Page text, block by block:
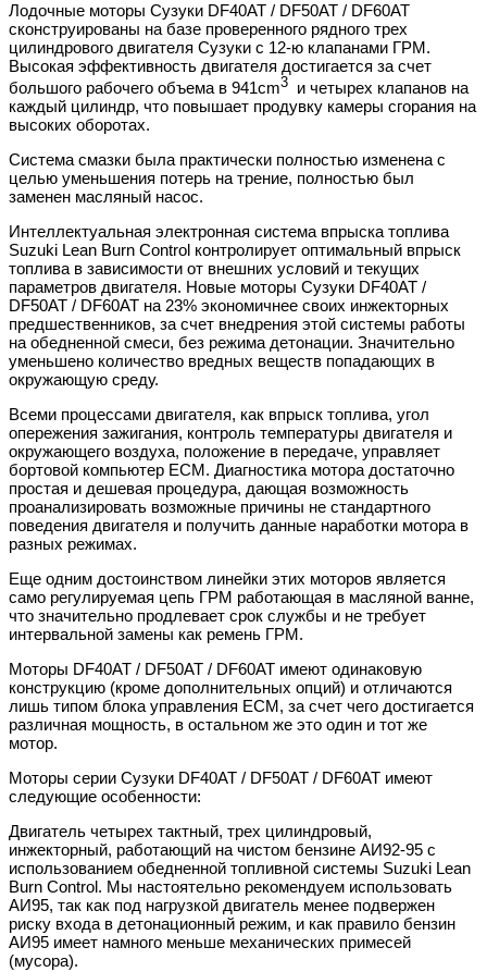
Лодочные моторы Сузуки DF40AT / DF50AT / DF60AT
сконструированы на базе проверенного рядного трех
цилиндрового двигателя Сузуки с 12-ю клапанами ГРМ.
Высокая эффективность двигателя достигается за счет
большого рабочего объема в 941cm3 и четырех клапанов на
каждый цилиндр, что повышает продувку камеры сгорания на
высоких оборотах.
Система смазки была практически полностью изменена с
целью уменьшения потерь на трение, полностью был
заменен масляный насос.
Интеллектуальная электронная система впрыска топлива
Suzuki Lean Burn Control контролирует оптимальный впрыск
топлива в зависимости от внешних условий и текущих
параметров двигателя. Новые моторы Сузуки DF40AT /
DF50AT / DF60AT на 23% экономичнее своих инжекторных
предшественников, за счет внедрения этой системы работы
на обедненной смеси, без режима детонации. Значительно
уменьшено количество вредных веществ попадающих в
окружающую среду.
Всеми процессами двигателя, как впрыск топлива, угол
опережения зажигания, контроль температуры двигателя и
окружающего воздуха, положение в передаче, управляет
бортовой компьютер ЕСМ. Диагностика мотора достаточно
простая и дешевая процедура, дающая возможность
проанализировать возможные причины не стандартного
поведения двигателя и получить данные наработки мотора в
разных режимах.
Еще одним достоинством линейки этих моторов является
само регулируемая цепь ГРМ работающая в масляной ванне,
что значительно продлевает срок службы и не требует
интервальной замены как ремень ГРМ.
Моторы DF40AT / DF50AT / DF60AT имеют одинаковую
конструкцию (кроме дополнительных опций) и отличаются
лишь типом блока управления ЕСМ, за счет чего достигается
различная мощность, в остальном же это один и тот же
мотор.
Моторы серии Сузуки DF40AT / DF50AT / DF60AT имеют
следующие особенности:
Двигатель четырех тактный, трех цилиндровый,
инжекторный, работающий на чистом бензине АИ92-95 с
использованием обедненной топливной системы Suzuki Lean
Burn Control. Мы настоятельно рекомендуем использовать
АИ95, так как под нагрузкой двигатель менее подвержен
риску входа в детонационный режим, и как правило бензин
АИ95 имеет намного меньше механических примесей
(мусора).